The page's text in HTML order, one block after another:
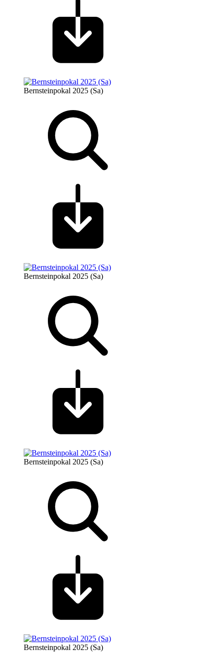
Bernsteinpokal 2025 (Sa)
Bernsteinpokal 2025 (Sa)
Bernsteinpokal 2025 (Sa)
Bernsteinpokal 2025 (Sa)